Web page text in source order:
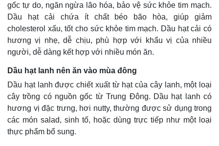
Khởi nghiệp
Tiêu dùng
Tỷ giá
Chứng khoán
Giá cà phê
gốc tự do, ngăn ngừa lão hóa, bảo vệ sức khỏe tim mạch.
Dầu hạt cải chứa ít chất béo bão hòa, giúp giảm
cholesterol xấu, tốt cho sức khỏe tim mạch. Dầu hạt cải có
hương vị nhẹ, dễ chịu, phù hợp với khẩu vị của nhiều
người, dễ dàng kết hợp với nhiều món ăn.
Dầu hạt lanh nên ăn vào mùa đông
Dầu hạt lanh được chiết xuất từ hạt của cây lanh, một loại
cây trồng có nguồn gốc từ Trung Đông. Dầu hạt lanh có
hương vị đặc trưng, hơi nutty, thường được sử dụng trong
các món salad, sinh tố, hoặc dùng trực tiếp như một loại
thực phẩm bổ sung.